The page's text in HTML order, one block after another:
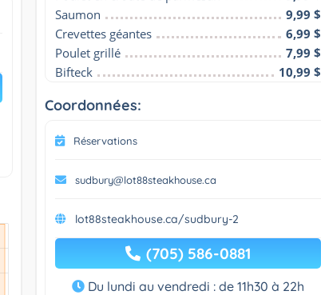
Saumon
9,99 $
Crevettes géantes
6,99 $
Poulet grillé
7,99 $
Bifteck
10,99 $
Coordonnées:
Réservations
sudbury@lot88steakhouse.ca
lot88steakhouse.ca/sudbury-2
(705) 586-0881
Du lundi au vendredi : de 11h30 à 22h